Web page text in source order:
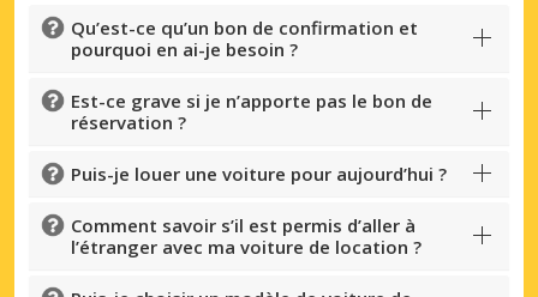
Qu’est-ce qu’un bon de confirmation et
pourquoi en ai-je besoin ?
Est-ce grave si je n’apporte pas le bon de
réservation ?
Puis-je louer une voiture pour aujourd’hui ?
Comment savoir s’il est permis d’aller à
l’étranger avec ma voiture de location ?